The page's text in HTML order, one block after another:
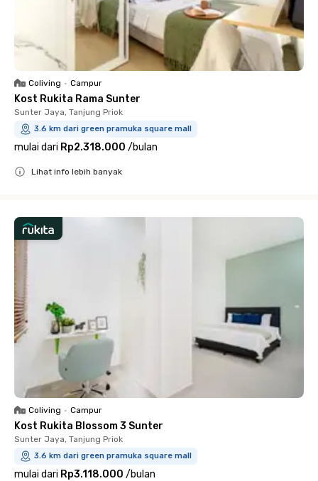
Coliving • Campur
Kost Rukita Rama Sunter
Sunter Jaya, Tanjung Priok
3.6 km dari green pramuka square mall
mulai dari Rp2.318.000 /bulan
Lihat info lebih banyak
Coliving • Campur
Kost Rukita Blossom 3 Sunter
Sunter Jaya, Tanjung Priok
3.6 km dari green pramuka square mall
mulai dari Rp3.118.000 /bulan